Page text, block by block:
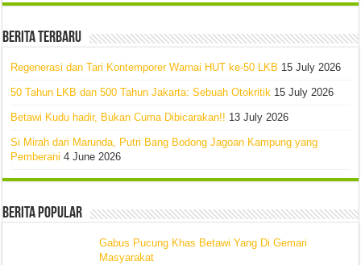
Berita Terbaru
Regenerasi dan Tari Kontemporer Warnai HUT ke-50 LKB 15 July 2026
50 Tahun LKB dan 500 Tahun Jakarta: Sebuah Otokritik 15 July 2026
Betawi Kudu hadir, Bukan Cuma Dibicarakan!! 13 July 2026
Si Mirah dari Marunda, Putri Bang Bodong Jagoan Kampung yang
Pemberani 4 June 2026
Berita Popular
Gabus Pucung Khas Betawi Yang Di Gemari
Masyarakat